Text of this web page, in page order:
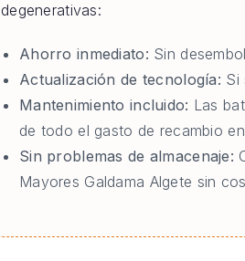
degenerativas:
Ahorro inmediato: Sin
Actualización de tecnología: Si
Mantenimiento incluido: Las
de todo el gasto de recambio
Sin problemas de almacenaje:
Mayores Galdama Algete sin